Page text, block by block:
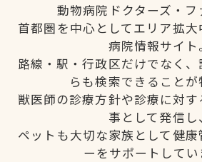
動物病院ドクターズ・フ
首都圏を中心としてエリア拡
病院情報サイト
路線・駅・行政区だけでなく
らも検索できることが
獣医師の診療方針や診療に対
事として発信し、
ペットも大切な家族として健
ーをサポートしてい